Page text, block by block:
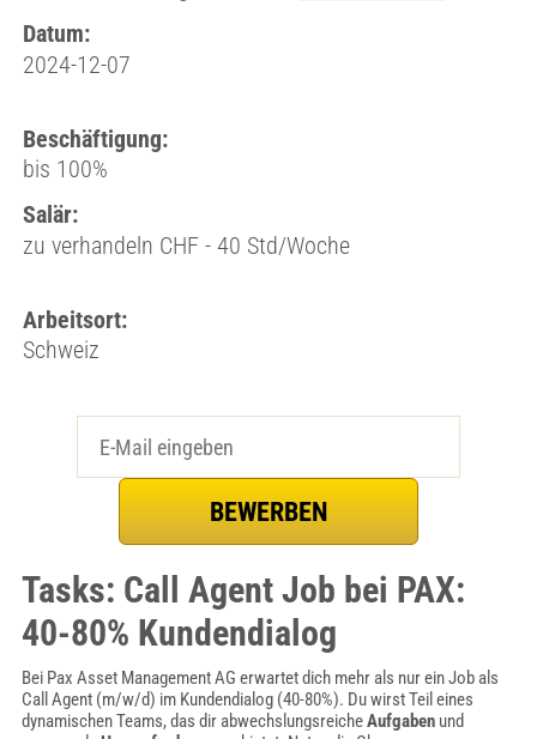
Datum:
2024-12-07
Beschäftigung:
bis 100%
Salär:
zu verhandeln CHF - 40 Std/Woche
Arbeitsort:
Schweiz
Tasks: Call Agent Job bei PAX:
40-80% Kundendialog
Bei Pax Asset Management AG erwartet dich mehr als nur ein Job als
Call Agent (m/w/d) im Kundendialog (40-80%). Du wirst Teil eines
dynamischen Teams, das dir abwechslungsreicheAufgabenund